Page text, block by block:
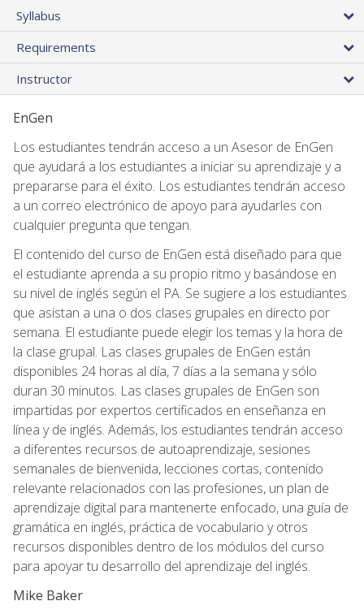
Syllabus
Requirements
Instructor
EnGen
Los estudiantes tendrán acceso a un Asesor de EnGen
que ayudará a los estudiantes a iniciar su aprendizaje y a
prepararse para el éxito. Los estudiantes tendrán acceso
a un correo electrónico de apoyo para ayudarles con
cualquier pregunta que tengan.
El contenido del curso de EnGen está diseñado para que
el estudiante aprenda a su propio ritmo y basándose en
su nivel de inglés según el PA. Se sugiere a los estudiantes
que asistan a una o dos clases grupales en directo por
semana. El estudiante puede elegir los temas y la hora de
la clase grupal. Las clases grupales de EnGen están
disponibles 24 horas al día, 7 días a la semana y sólo
duran 30 minutos. Las clases grupales de EnGen son
impartidas por expertos certificados en enseñanza en
línea y de inglés. Además, los estudiantes tendrán acceso
a diferentes recursos de autoaprendizaje, sesiones
semanales de bienvenida, lecciones cortas, contenido
relevante relacionados con las profesiones, un plan de
aprendizaje digital para mantenerte enfocado, una guía de
gramática en inglés, práctica de vocabulario y otros
recursos disponibles dentro de los módulos del curso
para apoyar tu desarrollo del aprendizaje del inglés.
Mike Baker